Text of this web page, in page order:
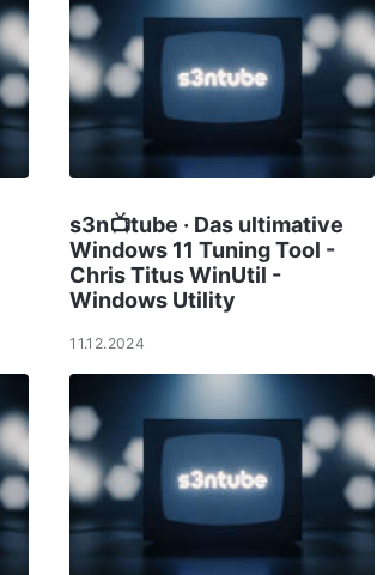
s3n📺tube · Das ultimative
Windows 11 Tuning Tool -
Chris Titus WinUtil -
Windows Utility
11.12.2024